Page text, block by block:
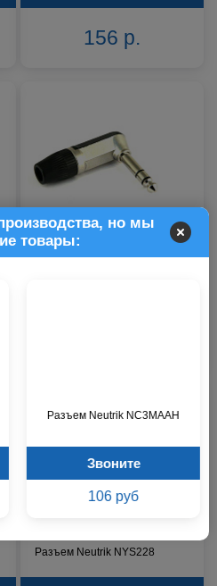
но мы
товары:
Разъем Neutrik NC3MAAH
Звоните
106 руб
156 р.
Разъем Neutrik NYS208
Разъем Neutrik NYS228